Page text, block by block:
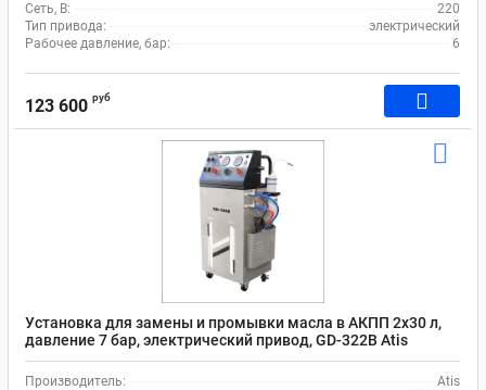
Сеть, В:
220
Тип привода:
электрический
Рабочее давление, бар:
6
123 600 руб
Установка для замены и промывки масла в АКПП 2х30 л,
давление 7 бар, электрический привод, GD-322B Atis
Производитель:
Atis